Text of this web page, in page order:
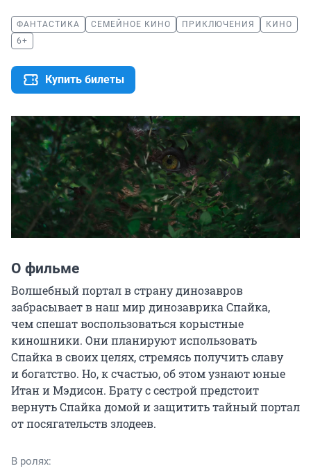
ФАНТАСТИКА СЕМЕЙНОЕ КИНО ПРИКЛЮЧЕНИЯ
КИНО
6+
Купить билеты
О фильме
Волшебный портал в страну динозавров
забрасывает в наш мир динозаврика Спайка,
чем спешат воспользоваться корыстные
киношники. Они планируют использовать
Спайка в своих целях, стремясь получить славу
и богатство. Но, к счастью, об этом узнают юные
Итан и Мэдисон. Брату с сестрой предстоит
вернуть Спайка домой и защитить тайный портал
от посягательств злодеев.
В ролях: